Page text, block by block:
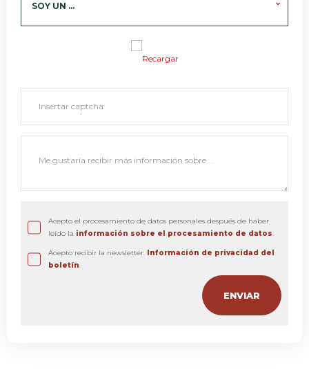
SOY UN ...
Recargar
Acepto el procesamiento de datos personales después de haber
leído la información sobre el procesamiento de datos.
Acepto recibir la newsletter.
Información de privacidad del
boletín.